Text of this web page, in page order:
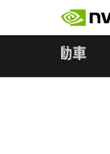
自動車